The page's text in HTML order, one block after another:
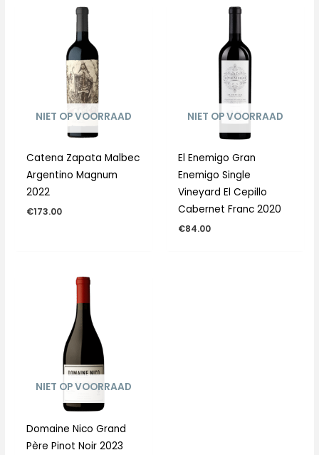
NIET OP VOORRAAD
Catena Zapata Malbec
Argentino Magnum
2022
€173.00
NIET OP VOORRAAD
El Enemigo Gran
Enemigo Single
Vineyard El Cepillo
Cabernet Franc 2020
€84.00
NIET OP VOORRAAD
Domaine Nico Grand
Père Pinot Noir 2023